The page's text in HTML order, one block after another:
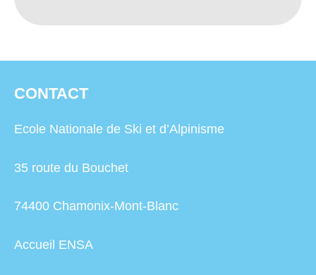
CONTACT
Ecole Nationale de Ski et d’Alpinisme
35 route du Bouchet
74400 Chamonix-Mont-Blanc
Accueil ENSA